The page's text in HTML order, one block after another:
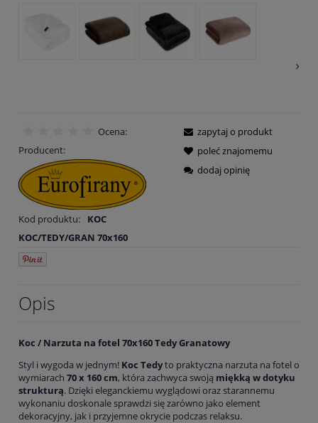
Ocena:
Producent:
Kod produktu:
KOC
KOC/TEDY/GRAN 70x160
zapytaj o produkt
poleć znajomemu
dodaj opinię
Opis
Koc / Narzuta na fotel 70x160 Tedy Granatowy
Styl i wygoda w jednym! Koc Tedyto praktyczna narzuta na fotel o
wymiarach 70 x 160 cm, która zachwyca swoją miękką w dotyku
strukturą. Dzięki eleganckiemu wyglądowi oraz starannemu
wykonaniu doskonale sprawdzi się zarówno jako element
dekoracyjny, jak i przyjemne okrycie podczas relaksu.